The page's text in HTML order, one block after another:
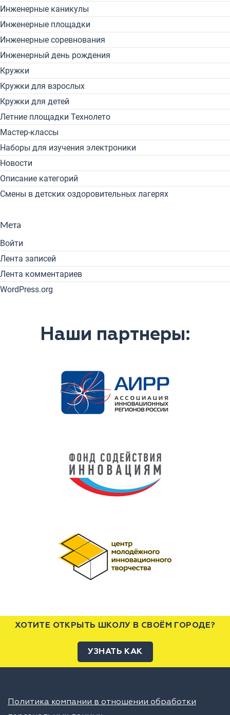
Инженерные каникулы
Инженерные площадки
Инженерные соревнования
Инженерный день рождения
Кружки
Кружки для взрослых
Кружки для детей
Летние площадки Технолето
Мастер-классы
Наборы для изучения электроники
Новости
Описание категорий
Смены в детских оздоровительных лагерях
Мета
Войти
Лента записей
Лента комментариев
WordPress.org
Наши партнеры:
ХОТИТЕ ОТКРЫТЬ ШКОЛУ В СВОЁМ ГОРОДЕ?
УЗНАТЬ КАК
Политика компании в отношении обработки